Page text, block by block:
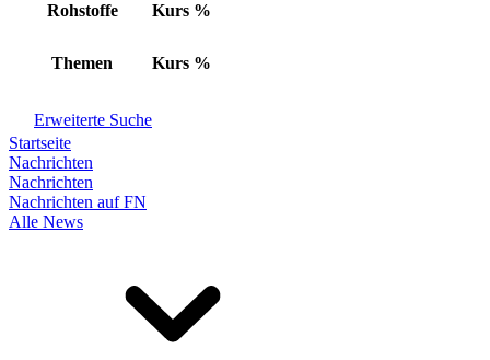
Rohstoffe Kurs %
Themen Kurs %
Erweiterte Suche
Startseite
Nachrichten
Nachrichten
Nachrichten auf FN
Alle News